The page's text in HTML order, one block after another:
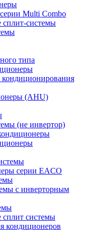
Multi Combo
системы
типа
(AHU)
(не инвертор)
серии EACO
с инверторным
системы
кондиционеров